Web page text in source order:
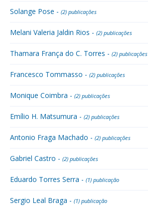
Solange Pose - (2) publicações
Melani Valeria Jaldin Rios - (2) publicações
Thamara França do C. Torres - (2) publicações
Francesco Tommasso - (2) publicações
Monique Coimbra - (2) publicações
Emílio H. Matsumura - (2) publicações
Antonio Fraga Machado - (2) publicações
Gabriel Castro - (2) publicações
Eduardo Torres Serra - (1) publicação
Sergio Leal Braga - (1) publicação